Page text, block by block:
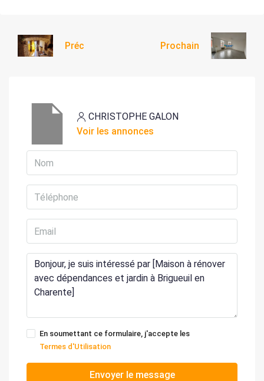
Préc Prochain
CHRISTOPHE GALON
Voir les annonces
En soumettant ce formulaire, j'accepte les
Termes d'Utilisation
Envoyer le message